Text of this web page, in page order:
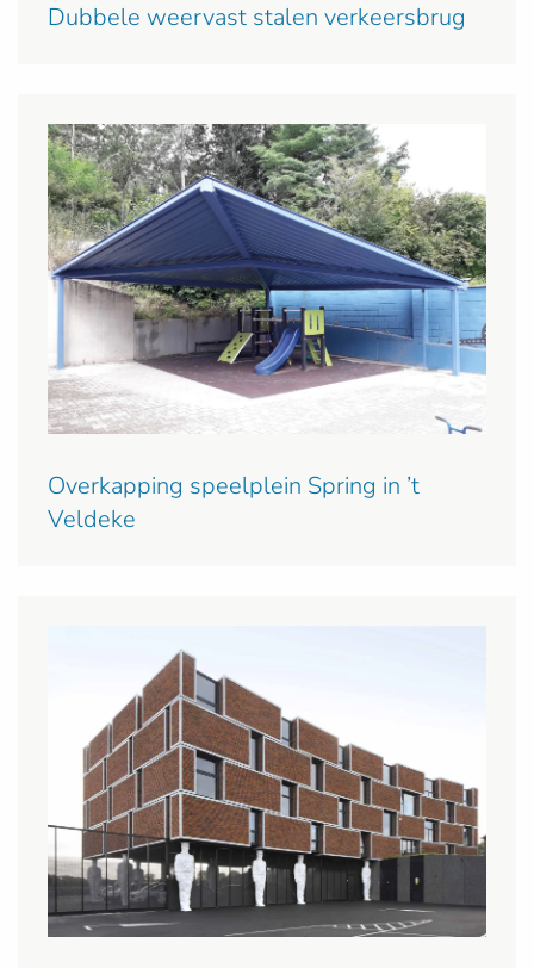
Dubbele weervast stalen verkeersbrug
Overkapping speelplein Spring in ’t
Veldeke